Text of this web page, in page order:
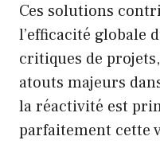
Ces solutions
l’efficacité globale
critiques de
atouts majeurs
la réactivité est
parfaitement cette